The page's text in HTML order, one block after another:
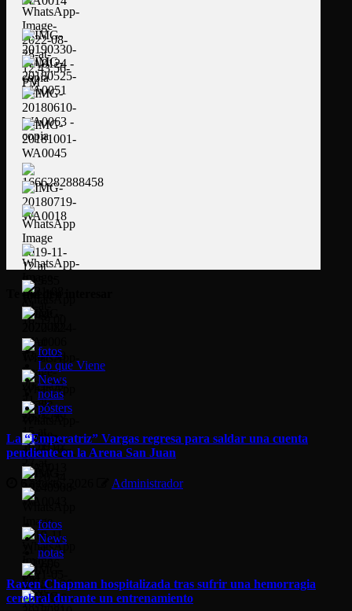
Te pueden interesar
fotos
Lo que Viene
News
notas
pósters
La “Emperatriz” Vargas regresa para saldar una cuenta
pendiente en la Arena San Juan
6 agosto, 2026 Administrador
fotos
News
notas
Raven Chapman hospitalizada tras sufrir una hemorragia
cerebral durante un entrenamiento